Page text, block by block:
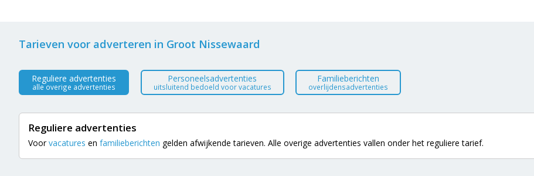
Tarieven voor adverteren in Groot Nissewaard
Reguliere advertenties
alle overige advertenties
Personeelsadvertenties
uitsluitend bedoeld voor vacatures
Familieberichten
overlijdensadvertenties
Reguliere advertenties
Voorvacatures enfamilieberichten gelden afwijkende tarieven. Alle overige advertenties vallen onder het reguliere tarief.